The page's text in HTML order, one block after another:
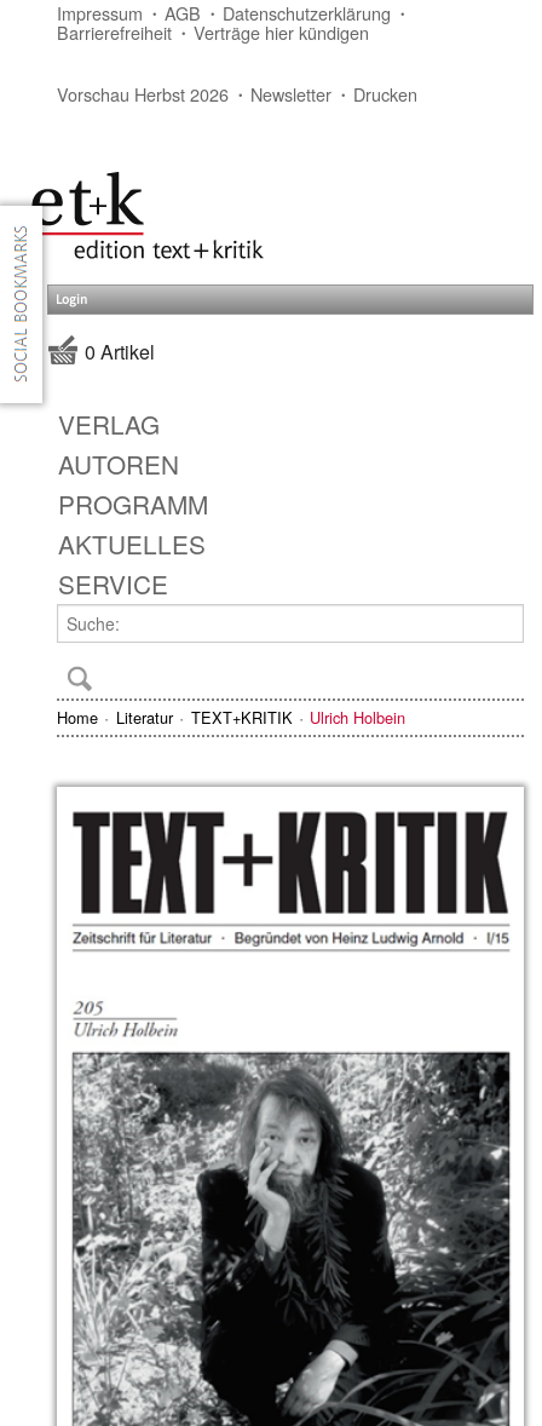
Impressum AGB Datenschutzerklärung
Barrierefreiheit Verträge hier kündigen
Vorschau Herbst 2026 Newsletter Drucken
Login
0 Artikel
VERLAG
AUTOREN
PROGRAMM
AKTUELLES
SERVICE
Home Literatur TEXT+KRITIK Ulrich Holbein